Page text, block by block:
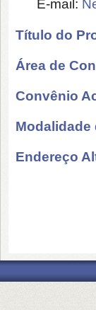
E-mail:
Título do
Área de
Convênio
Modalidade
Endereço